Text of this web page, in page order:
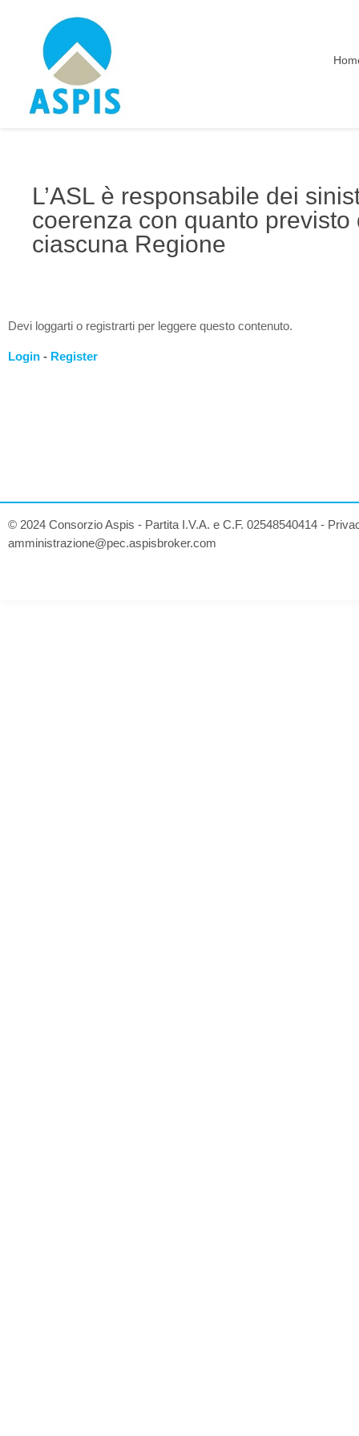
L’ASL è responsabile dei
coerenza con quanto
ciascuna Regione
Devi loggarti o registrarti per leggere questo contenuto.
Login - Register
© 2024 Consorzio Aspis - Partita I.V.A. e C.F. 02548540414 -
amministrazione@pec.aspisbroker.com